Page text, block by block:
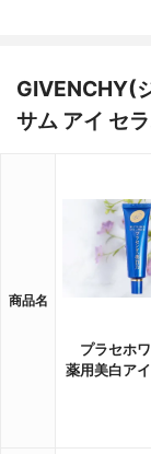
GIVENCHY(
サム アイ セ
商品名
プラセホ
薬用美白ア